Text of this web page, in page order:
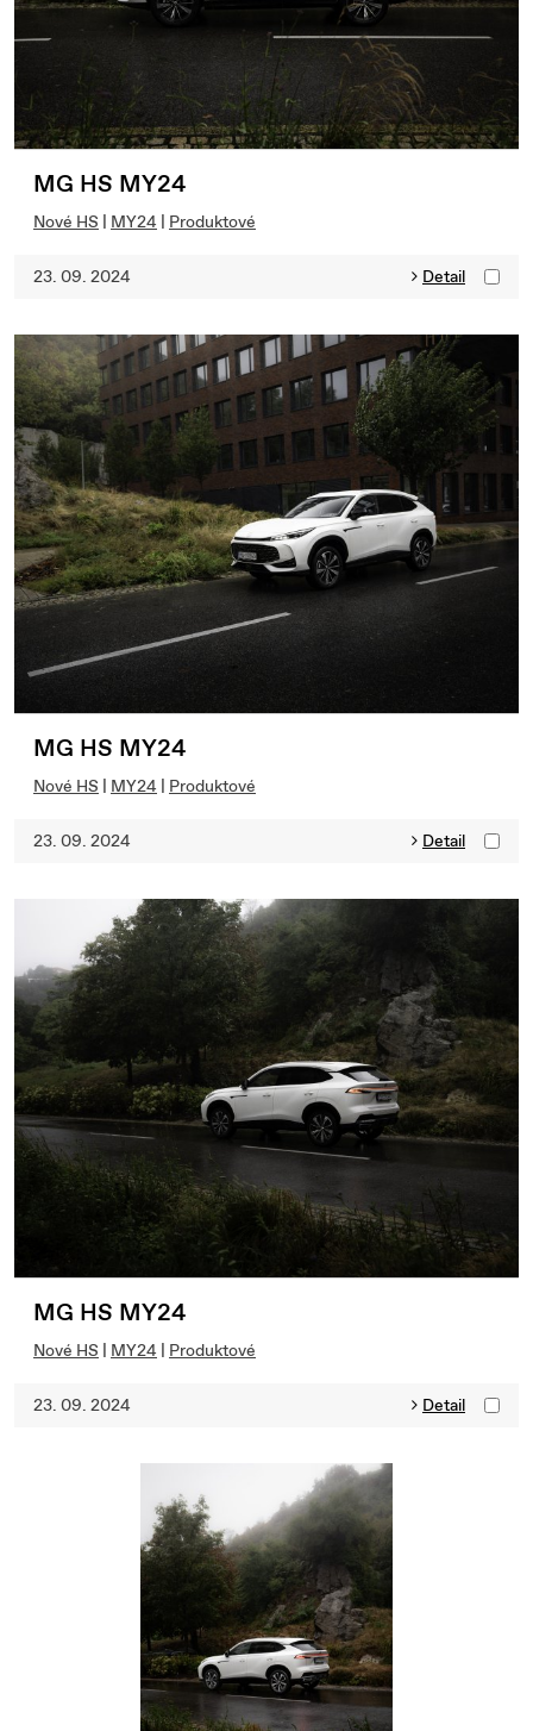
MG HS MY24
Nové HS | MY24 | Produktové
23. 09. 2024 Detail
MG HS MY24
Nové HS | MY24 | Produktové
23. 09. 2024 Detail
MG HS MY24
Nové HS | MY24 | Produktové
23. 09. 2024 Detail